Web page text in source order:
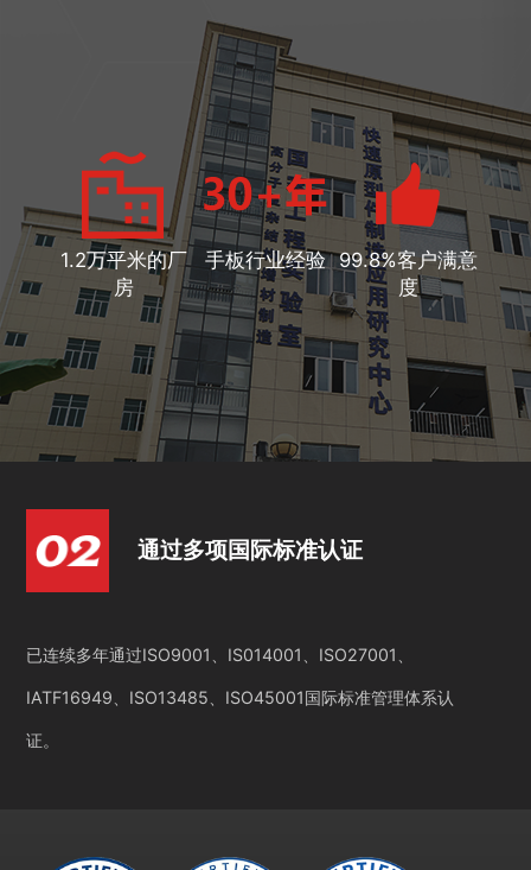
1.2万平米的厂
房
手板行业经验 99.8%客户满意
度
通过多项国际标准认证
已连续多年通过ISO9001、IS014001、ISO27001、
IATF16949、ISO13485、ISO45001国际标准管理体系认
证。